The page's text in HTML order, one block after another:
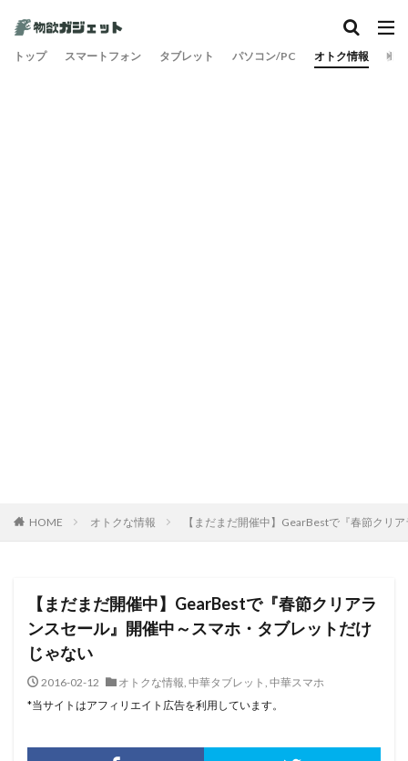
トップ スマートフォン タブレット パソコン/PC オトク情報 旅
HOME オトクな情報 【まだまだ開催中】GearBestで『春節クリ
【まだまだ開催中】GearBestで『春節クリアラ
ンスセール』開催中～スマホ・タブレットだけ
じゃない
2016-02-12 オトクな情報, 中華タブレット , 中華スマホ
*当サイトはアフィリエイト広告を利用しています。